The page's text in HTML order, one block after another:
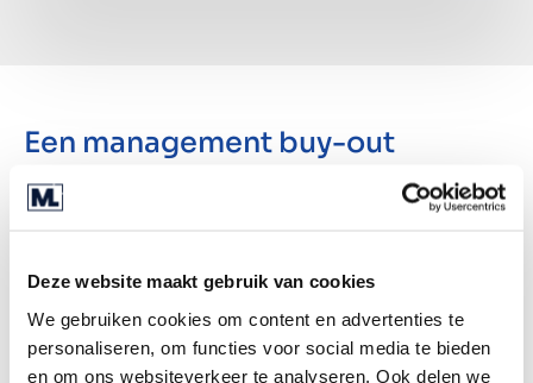
Deze website maakt gebruik van cookies
We gebruiken cookies om content en advertenties te
personaliseren, om functies voor social media te bieden
en om ons websiteverkeer te analyseren. Ook delen we
Een management buy-out
financieren
financiering op een andere manier worden
verkregen. Vaak bundelen ze hun eigen kapitaal en
middelen samen om de overname te financieren,